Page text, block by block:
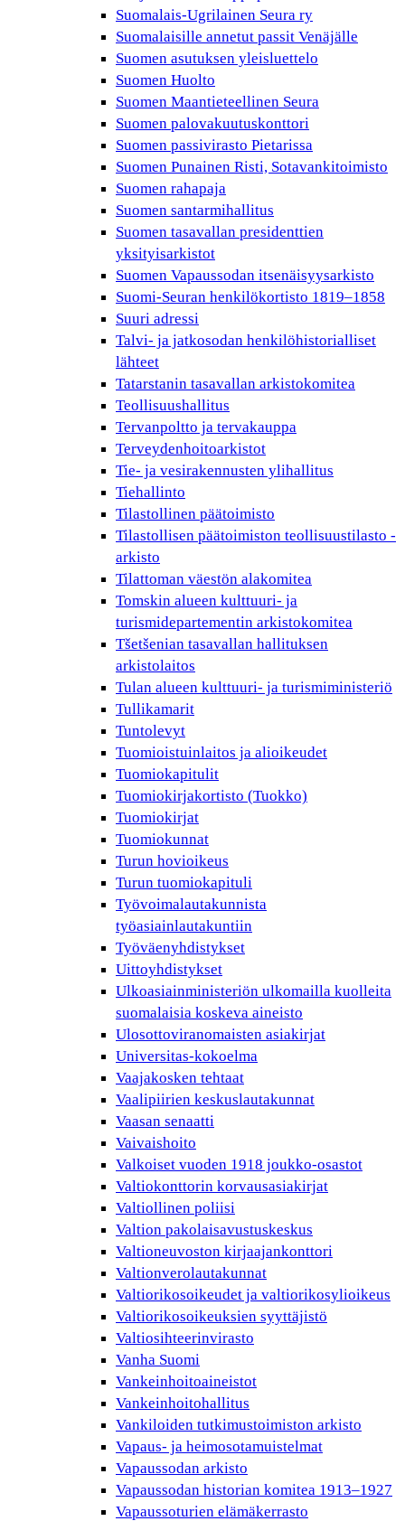
Suomalais-Ugrilainen Seura ry
Suomalaisille annetut passit Venäjälle
Suomen asutuksen yleisluettelo
Suomen Huolto
Suomen Maantieteellinen Seura
Suomen palovakuutuskonttori
Suomen passivirasto Pietarissa
Suomen Punainen Risti, Sotavankitoimisto
Suomen rahapaja
Suomen santarmihallitus
Suomen tasavallan presidenttien
yksityisarkistot
Suomen Vapaussodan itsenäisyysarkisto
Suomi-Seuran henkilökortisto 1819–1858
Suuri adressi
Talvi- ja jatkosodan henkilöhistorialliset
lähteet
Tatarstanin tasavallan arkistokomitea
Teollisuushallitus
Tervanpoltto ja tervakauppa
Terveydenhoitoarkistot
Tie- ja vesirakennusten ylihallitus
Tiehallinto
Tilastollinen päätoimisto
Tilastollisen päätoimiston teollisuustilasto -
arkisto
Tilattoman väestön alakomitea
Tomskin alueen kulttuuri- ja
turismidepartementin arkistokomitea
Tšetšenian tasavallan hallituksen
arkistolaitos
Tulan alueen kulttuuri- ja turismiministeriö
Tullikamarit
Tuntolevyt
Tuomioistuinlaitos ja alioikeudet
Tuomiokapitulit
Tuomiokirjakortisto (Tuokko)
Tuomiokirjat
Tuomiokunnat
Turun hovioikeus
Turun tuomiokapituli
Työvoimalautakunnista
työasiainlautakuntiin
Työväenyhdistykset
Uittoyhdistykset
Ulkoasiainministeriön ulkomailla kuolleita
suomalaisia koskeva aineisto
Ulosottoviranomaisten asiakirjat
Universitas-kokoelma
Vaajakosken tehtaat
Vaalipiirien keskuslautakunnat
Vaasan senaatti
Vaivaishoito
Valkoiset vuoden 1918 joukko-osastot
Valtiokonttorin korvausasiakirjat
Valtiollinen poliisi
Valtion pakolaisavustuskeskus
Valtioneuvoston kirjaajankonttori
Valtionverolautakunnat
Valtiorikosoikeudet ja valtiorikosylioikeus
Valtiorikosoikeuksien syyttäjistö
Valtiosihteerinvirasto
Vanha Suomi
Vankeinhoitoaineistot
Vankeinhoitohallitus
Vankiloiden tutkimustoimiston arkisto
Vapaus- ja heimosotamuistelmat
Vapaussodan arkisto
Vapaussodan historian komitea 1913–1927
Vapaussoturien elämäkerrasto